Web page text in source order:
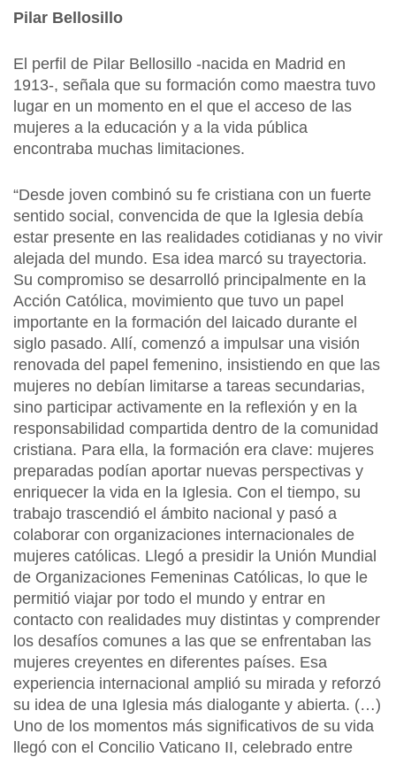
Pilar Bellosillo
El perfil de Pilar Bellosillo -nacida en Madrid en
1913-, señala que su formación como maestra tuvo
lugar en un momento en el que el acceso de las
mujeres a la educación y a la vida pública
encontraba muchas limitaciones.
“Desde joven combinó su fe cristiana con un fuerte
sentido social, convencida de que la Iglesia debía
estar presente en las realidades cotidianas y no vivir
alejada del mundo. Esa idea marcó su trayectoria.
Su compromiso se desarrolló principalmente en la
Acción Católica, movimiento que tuvo un papel
importante en la formación del laicado durante el
siglo pasado. Allí, comenzó a impulsar una visión
renovada del papel femenino, insistiendo en que las
mujeres no debían limitarse a tareas secundarias,
sino participar activamente en la reflexión y en la
responsabilidad compartida dentro de la comunidad
cristiana. Para ella, la formación era clave: mujeres
preparadas podían aportar nuevas perspectivas y
enriquecer la vida en la Iglesia. Con el tiempo, su
trabajo trascendió el ámbito nacional y pasó a
colaborar con organizaciones internacionales de
mujeres católicas. Llegó a presidir la Unión Mundial
de Organizaciones Femeninas Católicas, lo que le
permitió viajar por todo el mundo y entrar en
contacto con realidades muy distintas y comprender
los desafíos comunes a las que se enfrentaban las
mujeres creyentes en diferentes países. Esa
experiencia internacional amplió su mirada y reforzó
su idea de una Iglesia más dialogante y abierta. (…)
Uno de los momentos más significativos de su vida
llegó con el Concilio Vaticano II, celebrado entre